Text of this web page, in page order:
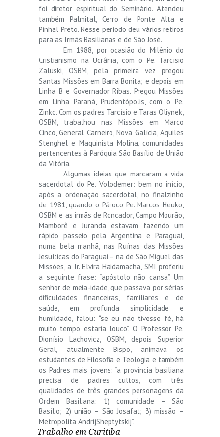
foi diretor espiritual do Seminário. Atendeu
também Palmital, Cerro de Ponte Alta e
Pinhal Preto. Nesse período deu vários retiros
para as Irmãs Basilianas e de São José.
Em 1988, por ocasião do Milênio do
Cristianismo na Ucrânia, com o Pe. Tarcísio
Zaluski, OSBM, pela primeira vez pregou
Santas Missões em Barra Bonita; e depois em
Linha B e Governador Ribas. Pregou Missões
em Linha Paraná, Prudentópolis, com o Pe.
Zinko. Com os padres Tarcísio e Taras Oliynek,
OSBM, trabalhou nas Missões em Marco
Cinco, General Carneiro, Nova Galícia, Aquiles
Stenghel e Maquinista Molina, comunidades
pertencentes à Paróquia São Basílio de União
da Vitória.
Algumas ideias que marcaram a vida
sacerdotal do Pe. Volodemer: bem no início,
após a ordenação sacerdotal, no finalzinho
de 1981, quando o Pároco Pe. Marcos Heuko,
OSBM e as irmãs de Roncador, Campo Mourão,
Mamborê e Juranda estavam fazendo um
rápido passeio pela Argentina e Paraguai,
numa bela manhã, nas Ruínas das Missões
Jesuíticas do Paraguai – na de São Miguel das
Missões, a Ir. Elvira Haidamacha, SMI proferiu
a seguinte frase: “apóstolo não cansa”. Um
senhor de meia-idade, que passava por sérias
dificuldades financeiras, familiares e de
saúde, em profunda simplicidade e
humildade, falou: “se eu não tivesse fé, há
muito tempo estaria louco”. O Professor Pe.
Dionísio Lachovicz, OSBM, depois Superior
Geral, atualmente Bispo, animava os
estudantes de Filosofia e Teologia e também
os Padres mais jovens: “a província basiliana
precisa de padres cultos, com três
qualidades de três grandes personagens da
Ordem Basiliana: 1) comunidade – São
Basílio; 2) união – São Josafat; 3) missão –
Metropolita AndrijSheptytskij”.
Trabalho em Curitiba